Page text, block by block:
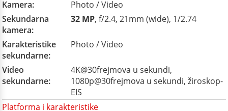
Kamera:
Photo / Video
Sekundarna
kamera:
32 MP, f/2.4, 21mm (wide), 1/2.74
Karakteristike
sekundarne:
Photo / Video
Video
sekundarne:
4K@30frejmova u sekundi,
1080p@30frejmova u sekundi, žiroskop-
EIS
Platforma i karakteristike